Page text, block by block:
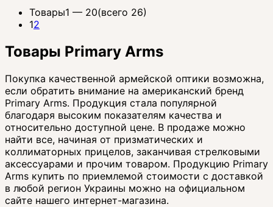
Товары1 — 20(всего 26)
12
Товары Primary Arms
Покупка качественной армейской оптики возможна,
если обратить внимание на американский бренд
Primary Arms. Продукция стала популярной
благодаря высоким показателям качества и
относительно доступной цене. В продаже можно
найти все, начиная от призматических и
коллиматорных прицелов, заканчивая стрелковыми
аксессуарами и прочим товаром. Продукцию Primary
Arms купить по приемлемой стоимости с доставкой
в любой регион Украины можно на официальном
сайте нашего интернет-магазина.